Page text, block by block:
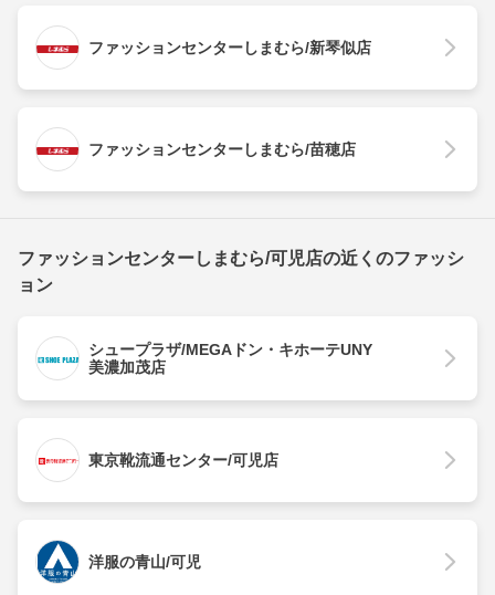
ファッションセンターしまむら/新琴似店
ファッションセンターしまむら/苗穂店
ファッションセンターしまむら/可児店の近くのファッシ
ョン
シュープラザ/MEGAドン・キホーテUNY
美濃加茂店
東京靴流通センター/可児店
洋服の青山/可児